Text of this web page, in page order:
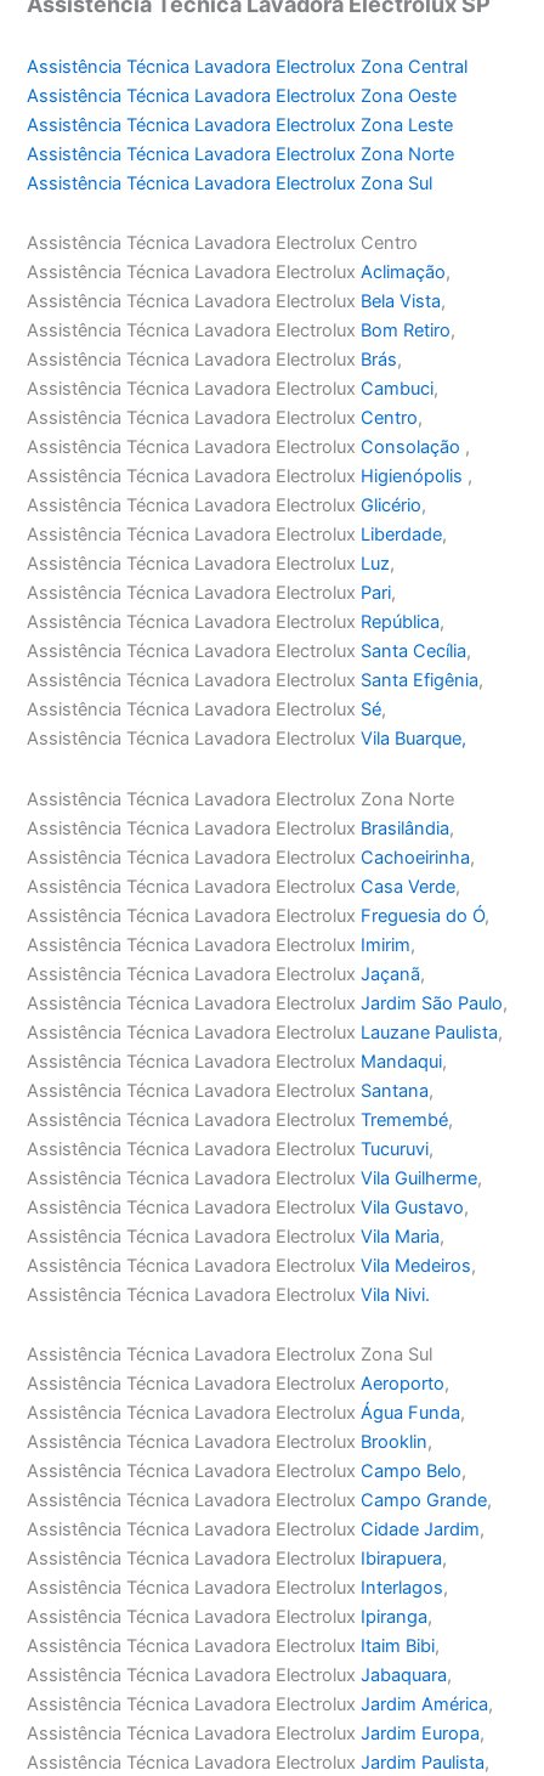
Assistência Técnica Lavadora Electrolux Zona Central
Assistência Técnica Lavadora Electrolux Zona Oeste
Assistência Técnica Lavadora Electrolux Zona Leste
Assistência Técnica Lavadora Electrolux Zona Norte
Assistência Técnica Lavadora Electrolux Zona Sul
Assistência Técnica Lavadora Electrolux Centro
Assistência Técnica Lavadora ElectroluxAclimação,
Assistência Técnica Lavadora Electrolux Bela Vista,
Assistência Técnica Lavadora Electrolux Bom Retiro,
Assistência Técnica Lavadora Electrolux Brás,
Assistência Técnica Lavadora ElectroluxCambuci,
Assistência Técnica Lavadora ElectroluxCentro,
Assistência Técnica Lavadora ElectroluxConsolação ,
Assistência Técnica Lavadora Electrolux Higienópolis ,
Assistência Técnica Lavadora ElectroluxGlicério,
Assistência Técnica Lavadora Electrolux Liberdade,
Assistência Técnica Lavadora Electrolux Luz,
Assistência Técnica Lavadora Electrolux Pari,
Assistência Técnica Lavadora Electrolux República,
Assistência Técnica Lavadora Electrolux Santa Cecília,
Assistência Técnica Lavadora Electrolux Santa Efigênia,
Assistência Técnica Lavadora Electrolux Sé,
Assistência Técnica Lavadora ElectroluxVila Buarque,
Assistência Técnica Lavadora Electrolux Zona Norte
Assistência Técnica Lavadora Electrolux Brasilândia,
Assistência Técnica Lavadora ElectroluxCachoeirinha,
Assistência Técnica Lavadora ElectroluxCasa Verde,
Assistência Técnica Lavadora Electrolux Freguesia do Ó,
Assistência Técnica Lavadora Electrolux Imirim,
Assistência Técnica Lavadora ElectroluxJaçanã,
Assistência Técnica Lavadora ElectroluxJardim São Paulo,
Assistência Técnica Lavadora Electrolux Lauzane Paulista,
Assistência Técnica Lavadora Electrolux Mandaqui,
Assistência Técnica Lavadora Electrolux Santana,
Assistência Técnica Lavadora ElectroluxTremembé,
Assistência Técnica Lavadora ElectroluxTucuruvi,
Assistência Técnica Lavadora ElectroluxVila Guilherme,
Assistência Técnica Lavadora ElectroluxVila Gustavo,
Assistência Técnica Lavadora ElectroluxVila Maria,
Assistência Técnica Lavadora ElectroluxVila Medeiros,
Assistência Técnica Lavadora ElectroluxVila Nivi.
Assistência Técnica Lavadora Electrolux Zona Sul
Assistência Técnica Lavadora ElectroluxAeroporto,
Assistência Técnica Lavadora ElectroluxÁgua Funda,
Assistência Técnica Lavadora Electrolux Brooklin,
Assistência Técnica Lavadora ElectroluxCampo Belo,
Assistência Técnica Lavadora ElectroluxCampo Grande,
Assistência Técnica Lavadora ElectroluxCidade Jardim,
Assistência Técnica Lavadora Electrolux Ibirapuera,
Assistência Técnica Lavadora Electrolux Interlagos,
Assistência Técnica Lavadora Electrolux Ipiranga,
Assistência Técnica Lavadora Electrolux Itaim Bibi,
Assistência Técnica Lavadora ElectroluxJabaquara,
Assistência Técnica Lavadora ElectroluxJardim América,
Assistência Técnica Lavadora ElectroluxJardim Europa,
Assistência Técnica Lavadora ElectroluxJardim Paulista,